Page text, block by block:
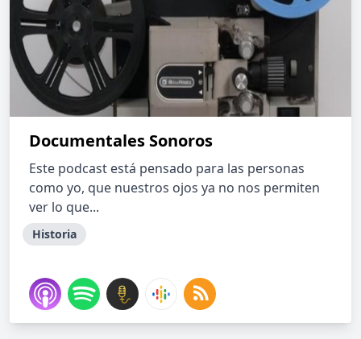
Documentales Sonoros
Este podcast está pensado para las personas
como yo, que nuestros ojos ya no nos permiten
ver lo que...
Historia